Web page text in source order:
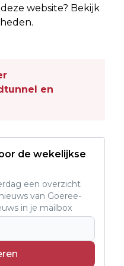
website? Bekijk
en
de wekelijkse
een overzicht
van Goeree-
in je mailbox